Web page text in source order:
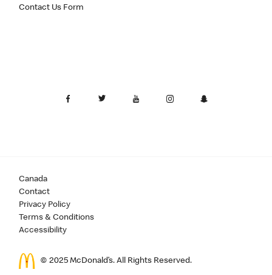
Contact Us Form
Canada
Contact
Privacy Policy
Terms & Conditions
Accessibility
© 2025 McDonald’s. All Rights Reserved.